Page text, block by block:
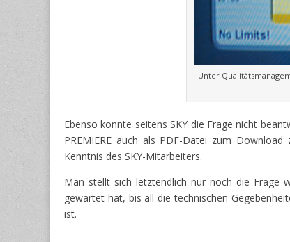
Unter
Ebenso konnte seitens SKY die Frage nicht
PREMIERE auch als PDF-Datei zum
Kenntnis des SKY-Mitarbeiters.
Man stellt sich letztendlich nur noch die Frage
gewartet hat, bis all die technischen
ist.